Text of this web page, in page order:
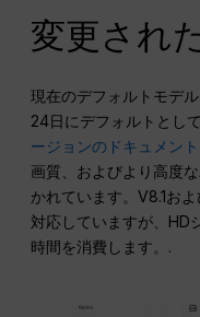
変更され
現在のデフォルトモデ
24日にデフォルトとし
ージョンのドキュメント
画質、およびより高度
かれています。V8.1お
対応していますが、HD
時間を消費します。.